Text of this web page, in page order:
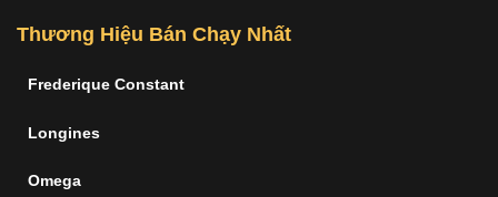
Thương Hiệu Bán Chạy Nhất
Frederique Constant
Longines
Omega